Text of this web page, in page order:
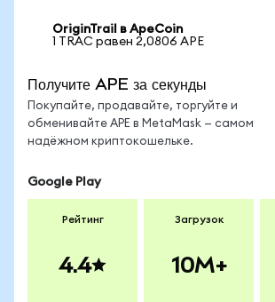
OriginTrail в ApeCoin
1 TRAC равен 2,0806 APE
Получите APE за секунды
Покупайте, продавайте, торгуйте и
обменивайте APE в MetaMask — самом
надёжном криптокошельке.
Google Play
Рейтинг
4.4
Загрузок
10M+